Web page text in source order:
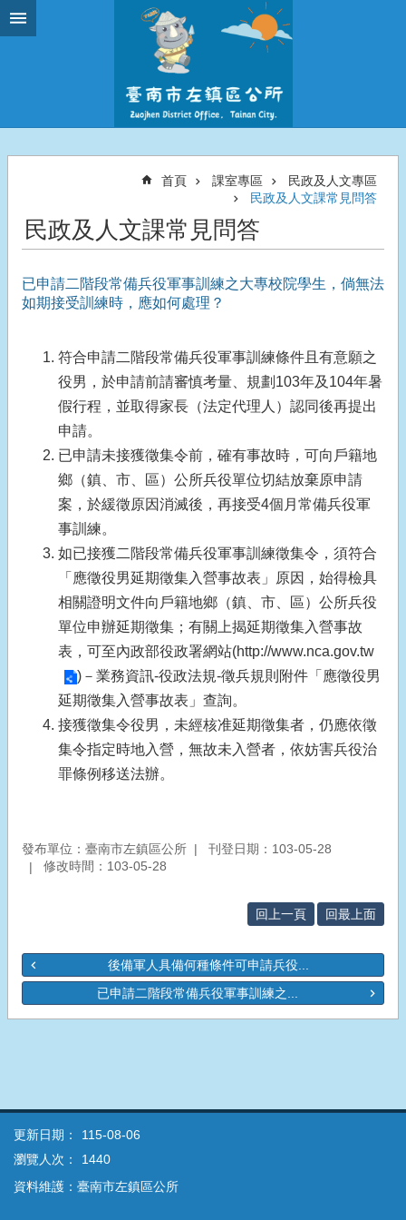
跳到主要內容區塊
首頁 課室專區
民政及人文專區
民政及人文課常見問答
民政及人文課常見問答
已申請二階段常備兵役軍事訓練之大專校院學生，倘無法
如期接受訓練時，應如何處理？
符合申請二階段常備兵役軍事訓練條件且有意願之
役男，於申請前請審慎考量、規劃103年及104年暑
假行程，並取得家長（法定代理人）認同後再提出
申請。
已申請未接獲徵集令前，確有事故時，可向戶籍地
鄉（鎮、市、區）公所兵役單位切結放棄原申請
案，於緩徵原因消滅後，再接受4個月常備兵役軍
事訓練。
如已接獲二階段常備兵役軍事訓練徵集令，須符合
「應徵役男延期徵集入營事故表」原因，始得檢具
相關證明文件向戶籍地鄉（鎮、市、區）公所兵役
單位申辦延期徵集；有關上揭延期徵集入營事故
表，可至內政部役政署網站(http://www.nca.gov.tw
)－業務資訊-役政法規-徵兵規則附件「應徵役男
延期徵集入營事故表」查詢。
接獲徵集令役男，未經核准延期徵集者，仍應依徵
集令指定時地入營，無故未入營者，依妨害兵役治
罪條例移送法辦。
發布單位：臺南市左鎮區公所
刊登日期：103-05-28
修改時間：103-05-28
回上一頁 回最上面
後備軍人具備何種條件可申請兵役...
已申請二階段常備兵役軍事訓練之...
更新日期：
115-08-06
瀏覽人次：
1440
資料維護：臺南市左鎮區公所